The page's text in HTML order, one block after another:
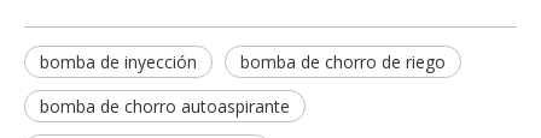
bomba de inyección
bomba de chorro de riego
bomba de chorro autoaspirante